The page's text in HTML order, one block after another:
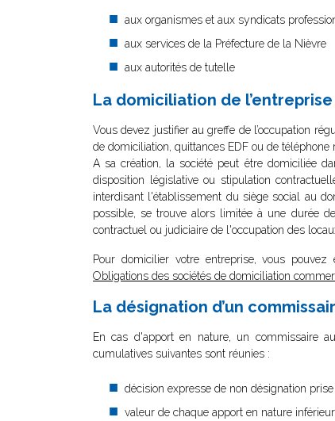
aux organismes et aux syndicats
aux services de la Préfecture de la Nièvre
aux autorités de tutelle
La domiciliation de l’entreprise
Vous devez justifier au greffe de l’occupation
de domiciliation, quittances EDF ou de téléphone
A sa création, la société peut être domiciliée
disposition législative ou stipulation
interdisant l'établissement du siège social au
possible, se trouve alors limitée à une durée
contractuel ou judiciaire de l'occupation des
Pour domicilier votre entreprise, vous
Obligations des sociétés de domiciliation
La désignation d’un
En cas d'apport en nature, un commissaire
cumulatives suivantes sont réunies :
décision expresse de non désignation
valeur de chaque apport en nature